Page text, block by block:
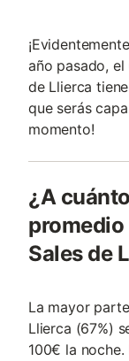
año pasado, el
de Llierca
que serás
momento!
¿A
promedio
Sales de
La mayor
Llierca (67%)
100€ la